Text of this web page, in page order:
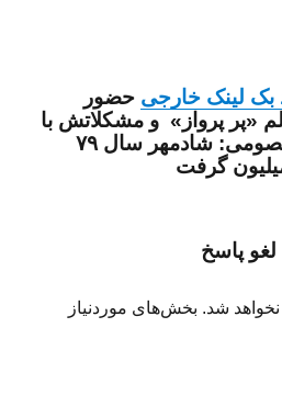
بک لینک خارجی حضور
«پر پرواز» و مشکلاتش با
کارگردان | خسرو معصومی: شادمهر سال ۷۹
لغو پاسخ
شد. بخش‌های موردنیاز